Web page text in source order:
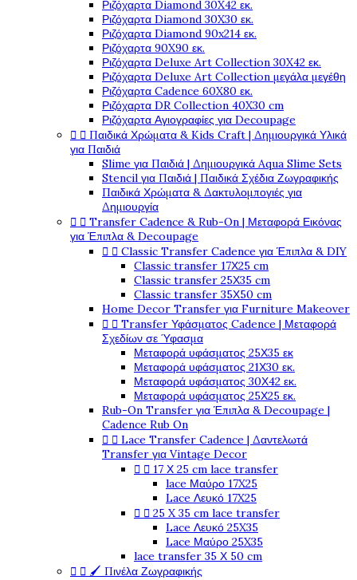
Ριζόχαρτα Diamond 30X42 εκ.
Ριζόχαρτα Diamond 30X30 εκ.
Ριζόχαρτα Diamond 90x214 εκ.
Ριζόχαρτα 90X90 εκ.
Ριζόχαρτα Deluxe Art Collection 30X42 εκ.
Ριζόχαρτα Deluxe Art Collection μεγάλα μεγέθη
Ριζόχαρτα Cadence 60X80 εκ.
Ριζόχαρτα DR Collection 40X30 cm
Ριζόχαρτα Αγιογραφίες για Decoupage
  Παιδικά Χρώματα & Kids Craft | Δημιουργικά Υλικά
για Παιδιά
Slime για Παιδιά | Δημιουργικά Aqua Slime Sets
Stencil για Παιδιά | Παιδικά Σχέδια Ζωγραφικής
Παιδικά Χρώματα & Δακτυλομπογιές για
Δημιουργία
  Transfer Cadence & Rub-On | Μεταφορά Εικόνας
για Έπιπλα & Decoupage
  Classic Transfer Cadence για Έπιπλα & DIY
Classic transfer 17Χ25 cm
Classic transfer 25Χ35 cm
Classic transfer 35Χ50 cm
Home Decor Transfer για Furniture Makeover
  Transfer Υφάσματος Cadence | Μεταφορά
Σχεδίων σε Ύφασμα
Μεταφορά υφάσματος 25Χ35 εκ
Μεταφορά υφάσματος 21Χ30 εκ.
Μεταφορά υφάσματος 30Χ42 εκ.
Μεταφορά υφάσματος 25Χ25 εκ.
Rub-On Transfer για Έπιπλα & Decoupage |
Cadence Rub On
  Lace Transfer Cadence | Δαντελωτά
Transfer για Vintage Decor
  17 Χ 25 cm lace transfer
lace Μαύρο 17X25
Lace Λευκό 17X25
  25 X 35 cm lace transfer
Lace Λευκό 25X35
Lace Μαύρο 25X35
lace transfer 35 Χ 50 cm
  🖌️ Πινέλα Ζωγραφικής